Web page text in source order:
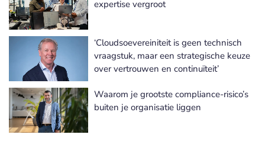
expertise vergroot
‘Cloudsoevereiniteit is geen technisch
vraagstuk, maar een strategische keuze
over vertrouwen en continuïteit’
Waarom je grootste compliance-risico’s
buiten je organisatie liggen